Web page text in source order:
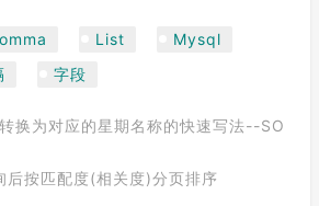
List
Mysql
字段
换为对应的星期名称的快速写法--SO
后按匹配度(相关度)分页排序